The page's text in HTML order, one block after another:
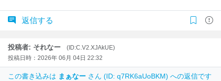
返信する
投稿者: それなー
(ID:C.V2.XJAkUE)
投稿日時：2026年 06月 04日 22:32
この書き込みは まぁなー さん (ID: q7RK6aUoBKM) への返信です